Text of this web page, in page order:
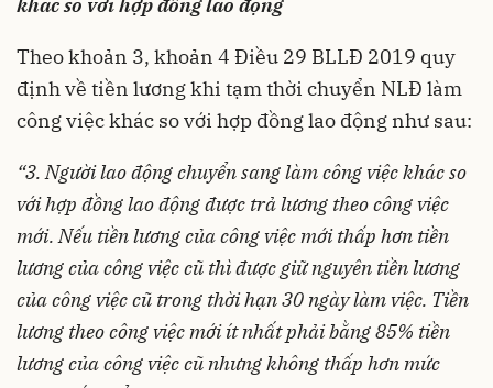
Theo khoản 3, khoản 4 Điều 29 BLLĐ 2019 quy
định về tiền lương khi tạm thời chuyển NLĐ làm
công việc khác so với hợp đồng lao động như sau:
“3. Người lao động chuyển sang làm công việc khác so
với hợp đồng lao động được trả lương theo công việc
mới. Nếu tiền lương của công việc mới thấp hơn tiền
lương của công việc cũ thì được giữ nguyên tiền lương
của công việc cũ trong thời hạn 30 ngày làm việc. Tiền
lương theo công việc mới ít nhất phải bằng 85% tiền
lương của công việc cũ nhưng không thấp hơn mức